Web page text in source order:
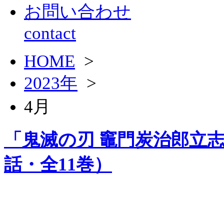
お問い合わせ
contact
HOME >
2023年 >
4月
「鬼滅の刃 竈門炭治郎立
話・全11巻）